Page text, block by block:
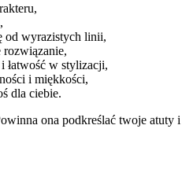
od wyrazistych linii,
rozwiązanie,
łatwość w stylizacji,
i miękkości,
dla ciebie.
ona podkreślać twoje atuty